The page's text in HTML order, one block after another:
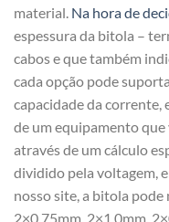
material. Na hora de
espessura da bitola –
cabos e que também
cada opção pode
capacidade da corrente,
de um equipamento que
através de um cálculo
dividido pela voltagem,
nosso site, a bitola
2×0,75mm, 2×1,0mm,